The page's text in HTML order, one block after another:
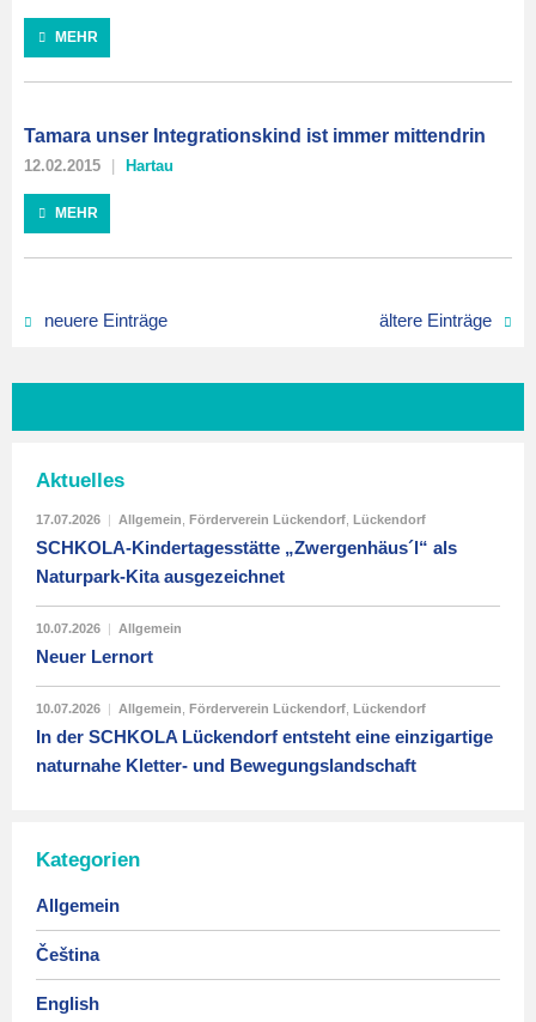
MEHR
Tamara unser Integrationskind ist immer mittendrin
12.02.2015 Hartau
MEHR
neuere Einträge ältere Einträge
Aktuelles
17.07.2026 | Allgemein Förderverein Lückendorf Lückendorf
SCHKOLA-Kindertagesstätte „Zwergenhäus´l“ als
Naturpark-Kita ausgezeichnet
10.07.2026 | Allgemein
Neuer Lernort
10.07.2026 | Allgemein Förderverein Lückendorf Lückendorf
In der SCHKOLA Lückendorf entsteht eine einzigartige
naturnahe Kletter- und Bewegungslandschaft
Kategorien
Allgemein
Čeština
English